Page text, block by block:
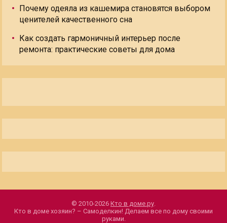
Почему одеяла из кашемира становятся выбором
ценителей качественного сна
Как создать гармоничный интерьер после
ремонта: практические советы для дома
© 2010-2026 Кто в доме.ру.
Кто в доме хозяин? – Самоделкин! Делаем все по дому своими
руками.